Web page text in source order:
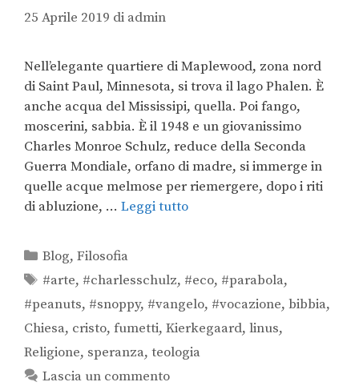
25 Aprile 2019 di admin
Nell’elegante quartiere di Maplewood, zona nord
di Saint Paul, Minnesota, si trova il lago Phalen. È
anche acqua del Mississipi, quella. Poi fango,
moscerini, sabbia. È il 1948 e un giovanissimo
Charles Monroe Schulz, reduce della Seconda
Guerra Mondiale, orfano di madre, si immerge in
quelle acque melmose per riemergere, dopo i riti
di abluzione, … Leggi tutto
Blog,Filosofia
#arte, #charlesschulz, #eco, #parabola,
#peanuts, #snoppy, #vangelo, #vocazione, bibbia,
Chiesa, cristo, fumetti, Kierkegaard, linus,
Religione, speranza, teologia
Lascia un commento